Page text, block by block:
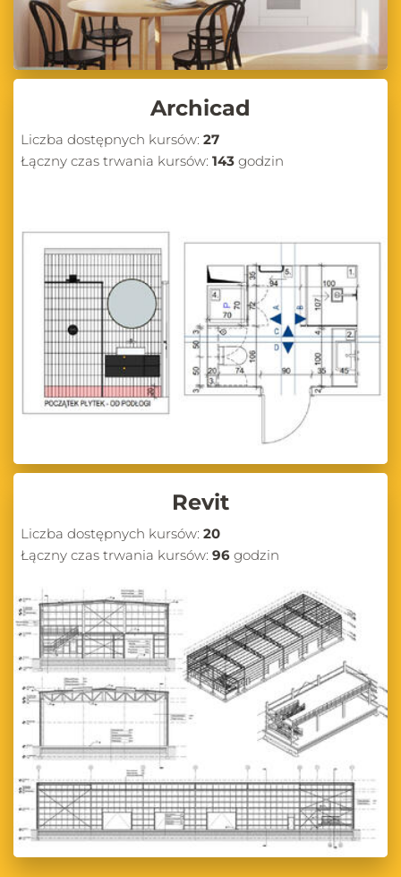
Archicad
Liczba dostępnych kursów: 27
Łączny czas trwania kursów: 143 godzin
Revit
Liczba dostępnych kursów: 20
Łączny czas trwania kursów: 96 godzin